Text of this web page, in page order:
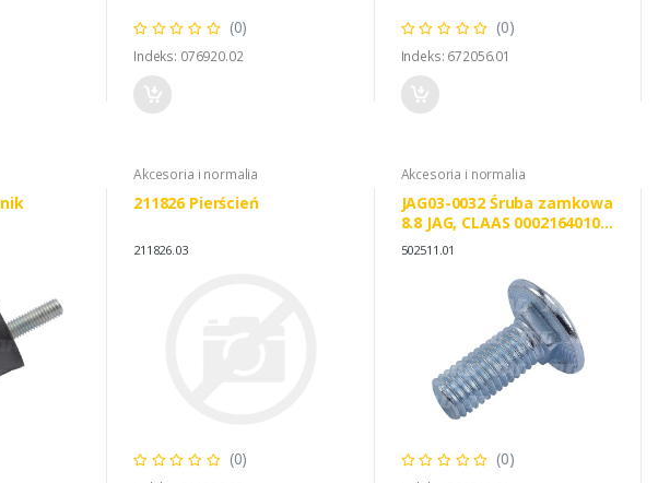
(0)
Indeks: 076920.02
(0)
Indeks: 672056.01
Akcesoria i normalia
211826 Pierścień
211826.03
(0)
Akcesoria i normalia
JAG03-0032 Śruba zamkowa
8.8 JAG, CLAAS 0002164010
0005025110
502511.01
(0)